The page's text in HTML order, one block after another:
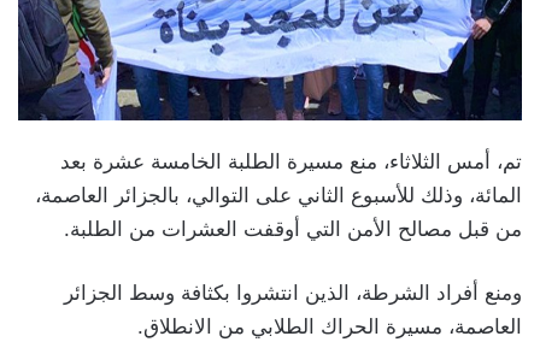
تم، أمس الثلاثاء، منع مسيرة الطلبة الخامسة عشرة بعد
المائة، وذلك للأسبوع الثاني على التوالي، بالجزائر العاصمة،
من قبل مصالح الأمن التي أوقفت العشرات من الطلبة.
ومنع أفراد الشرطة، الذين انتشروا بكثافة وسط الجزائر
العاصمة، مسيرة الحراك الطلابي من الانطلاق.